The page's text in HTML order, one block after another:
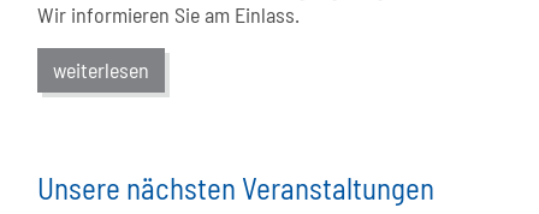
Wir informieren Sie am Einlass.
weiterlesen
Unsere nächsten Veranstaltungen